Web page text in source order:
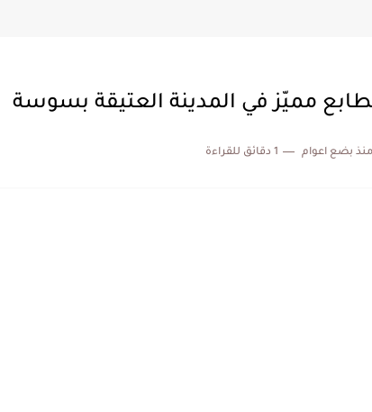
مميّز في المدينة العتيقة بسوسة
منذ بضع اعوام 1 دقائق للقراءة